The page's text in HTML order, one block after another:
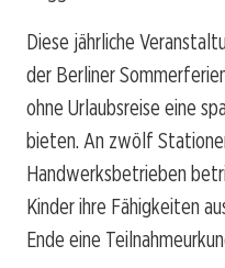
Diese jährliche
der Berliner
ohne Urlaubsreise eine
bieten. An zwölf
Handwerksbetrieben
Kinder ihre Fähigkeiten
Ende eine